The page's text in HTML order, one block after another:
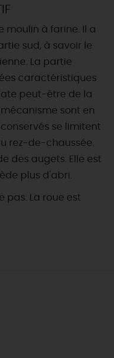
moulin à farine. Il a
sud, à savoir le
La partie
caractéristiques
peut-être de la
mécanisme sont en
se limitent
rez-de-chaussée.
des augets. Elle est
plus d'abri.
pas. La roue est